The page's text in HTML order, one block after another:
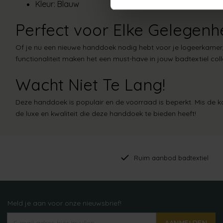
Kleur: Blauw
Perfect voor Elke
Of je nu een nieuwe handdoek nodig hebt voor je
functionaliteit maken het een must-have in jouw badtextiel
Wacht Niet Te Lang!
Deze handdoek is populair en de voorraad is beperkt. Mis
de luxe en kwaliteit die deze handdoek te bieden heeft!
Ruim aanbod badtextiel
Meld je aan voor onze nieuwsbrief!